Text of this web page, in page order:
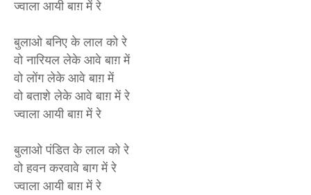
ज्वाला आयी बाग़ में रे
बुलाओ बनिए के लाल को रे
वो नारियल लेके आवे बाग़ में
वो लोंग लेके आवे बाग़ में
वो बताशे लेके आवे बाग़ में रे
ज्वाला आयी बाग़ में रे
बुलाओ पंडित के लाल को रे
वो हवन करवावे बाग में रे
ज्वाला आयी बाग़ में रे